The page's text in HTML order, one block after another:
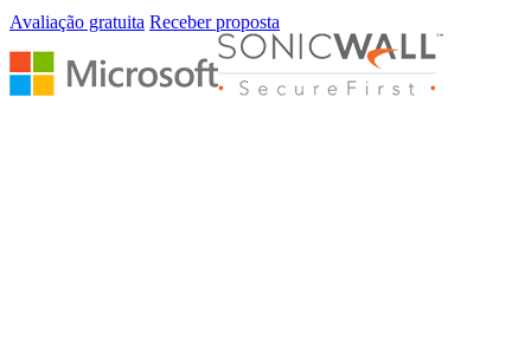
Avaliação gratuita Receber proposta